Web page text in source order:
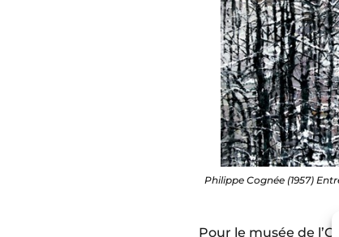
Philippe Cognée (1957)
Pour le musée de